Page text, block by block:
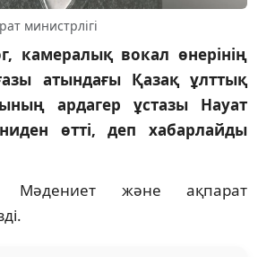
министрлігі
камералық вокал өнерінің
атындағы Қазақ ұлттық
ардагер ұстазы Науат
өтті, деп хабарлайды
Мәдениет және ақпарат